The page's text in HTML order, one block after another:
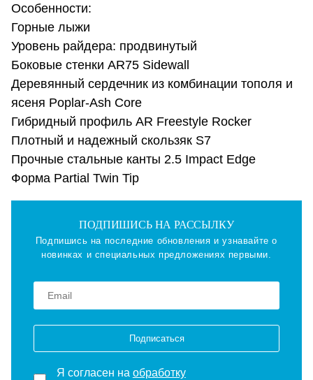
Особенности:
Горные лыжи
Уровень райдера: продвинутый
Боковые стенки AR75 Sidewall
Деревянный сердечник из комбинации тополя и
ясеня Poplar-Ash Core
Гибридный профиль AR Freestyle Rocker
Плотный и надежный скользяк S7
Прочные стальные канты 2.5 Impact Edge
Форма Partial Twin Tip
ПОДПИШИСЬ НА РАССЫЛКУ
Подпишись на последние обновления и узнавайте о
новинках и специальных предложениях первыми.
Подписаться
Я согласен на обработку